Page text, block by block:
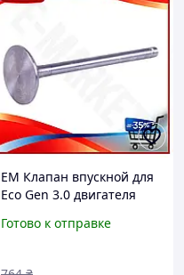
EM Клапан впускной для
Eco Gen 3.0 двигателя
запчасть для замены
Готово к отправке